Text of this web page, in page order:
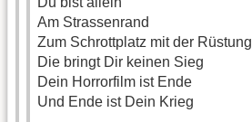
Am Strassenrand
Zum Schrottplatz mit der Rüstung
Die bringt Dir keinen Sieg
Dein Horrorfilm ist Ende
Und Ende ist Dein Krieg